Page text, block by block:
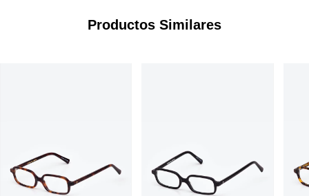
Productos Similares